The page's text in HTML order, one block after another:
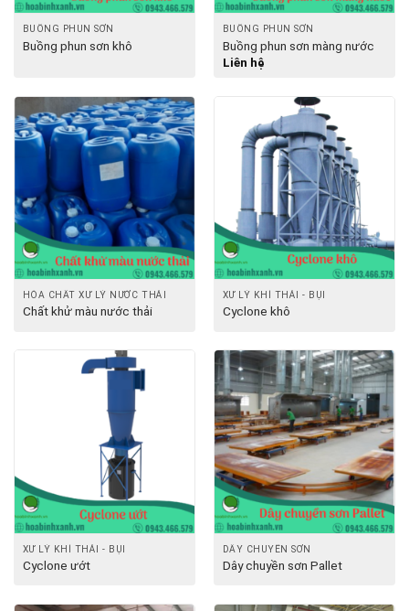
BUỒNG PHUN SƠN
Buồng phun sơn khô
BUỒNG PHUN SƠN
Buồng phun sơn màng nước
Liên hệ
HÓA CHẤT XỬ LÝ NƯỚC THẢI
Chất khử màu nước thải
XỬ LÝ KHÍ THẢI - BỤI
Cyclone khô
XỬ LÝ KHÍ THẢI - BỤI
Cyclone ướt
DÂY CHUYỀN SƠN
Dây chuyền sơn Pallet